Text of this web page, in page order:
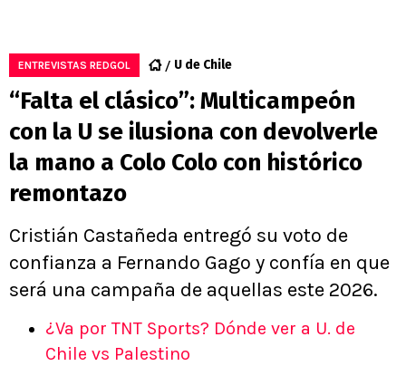
ENTREVISTAS REDGOL U de Chile
“Falta el clásico”: Multicampeón
con la U se ilusiona con devolverle
la mano a Colo Colo con histórico
remontazo
Cristián Castañeda entregó su voto de
confianza a Fernando Gago y confía en que
será una campaña de aquellas este 2026.
¿Va por TNT Sports? Dónde ver a U. de
Chile vs Palestino